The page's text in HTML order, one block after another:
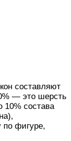
составляют
— это шерсть
10% состава
по фигуре,